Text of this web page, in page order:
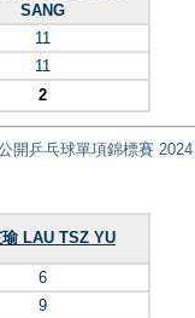
SANG
11
11
2
開乒乓球單項錦標賽 2024
LAU TSZ YU
6
9